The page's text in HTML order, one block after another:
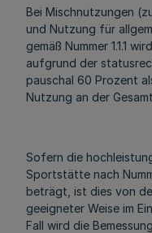
Bei Mischnutzungen
und Nutzung für
gemäß Nummer 1.1.1
aufgrund der
pauschal 60 Prozent
Nutzung an der
Sofern die
Sportstätte nach
beträgt, ist dies von
geeigneter Weise im
Fall wird die